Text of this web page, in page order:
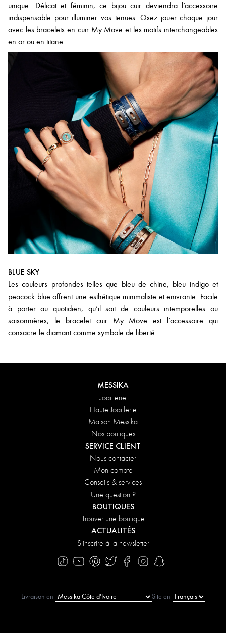
unique. Délicat et féminin, ce bijou cuir deviendra l’accessoire
indispensable pour illuminer vos tenues. Osez jouer chaque jour
avec les bracelets en cuir My Move et les motifs interchangeables
en or ou en titane.
BLUE SKY
Les couleurs profondes telles que bleu de chine, bleu indigo et
peacock blue offrent une esthétique minimaliste et enivrante. Facile
à porter au quotidien, qu’il soit de couleurs intemporelles ou
saisonnières, le bracelet cuir My Move est l’accessoire qui
consacre le diamant comme symbole de liberté.
MESSIKA
Joaillerie
Haute Joaillerie
Maison Messika
Nos boutiques
SERVICE CLIENT
Nous contacter
Mon compte
Conseils & services
Une question ?
BOUTIQUES
Trouver une boutique
ACTUALITÉS
S'inscrire à la newsletter
Livraison en Site en